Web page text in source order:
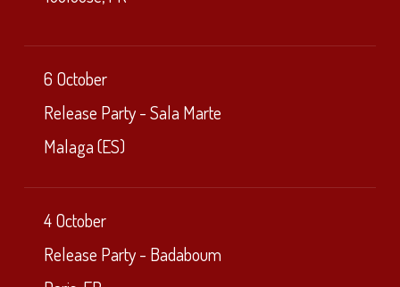
6 October
Release Party - Sala Marte
Malaga (ES)
4 October
Release Party - Badaboum